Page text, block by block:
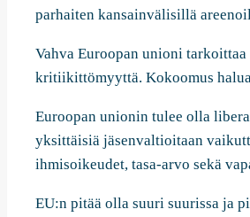
parhaiten kansainvälisillä
Vahva Euroopan unioni
kritiikittömyyttä. Kokoomus
Euroopan unionin tulee olla
yksittäisiä jäsenvaltioitaan
ihmisoikeudet, tasa-arvo sekä
EU:n pitää olla suuri suurissa ja